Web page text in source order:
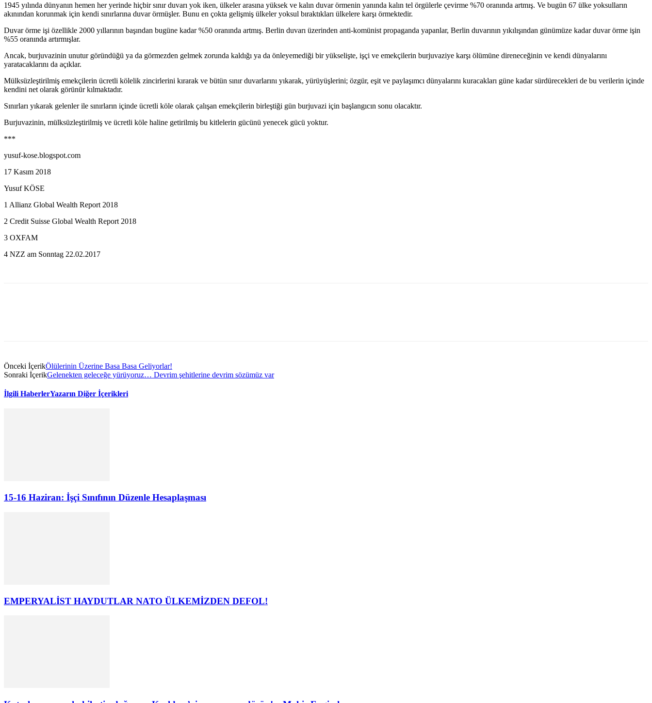
1945 yılında dünyanın hemen her yerinde hiçbir sınır duvarı yok iken, ülkeler arasına yüksek ve kalın duvar örmenin yanında kalın tel örgülerle çevirme %70 oranında artmış. Ve bugün 67 ülke yoksulların
akınından korunmak için kendi sınırlarına duvar örmüşler. Bunu en çokta gelişmiş ülkeler yoksul bıraktıkları ülkelere karşı örmektedir.
Duvar örme işi özellikle 2000 yıllarının başından bugüne kadar %50 oranında artmış. Berlin duvarı üzerinden anti-komünist propaganda yapanlar, Berlin duvarının yıkılışından günümüze kadar duvar örme işin
%55 oranında artırmışlar.
Ancak, burjuvazinin unutur göründüğü ya da görmezden gelmek zorunda kaldığı ya da önleyemediği bir yükselişte, işçi ve emekçilerin burjuvaziye karşı ölümüne direneceğinin ve kendi dünyalarını
yaratacaklarını da açıklar.
Mülksüzleştirilmiş emekçilerin ücretli kölelik zincirlerini kırarak ve bütün sınır duvarlarını yıkarak, yürüyüşlerini; özgür, eşit ve paylaşımcı dünyalarını kuracakları güne kadar sürdürecekleri de bu verilerin içinde
kendini net olarak görünür kılmaktadır.
Sınırları yıkarak gelenler ile sınırların içinde ücretli köle olarak çalışan emekçilerin birleştiği gün burjuvazi için başlangıcın sonu olacaktır.
Burjuvazinin, mülksüzleştirilmiş ve ücretli köle haline getirilmiş bu kitlelerin gücünü yenecek gücü yoktur.
***
yusuf-kose.blogspot.com
17 Kasım 2018
Yusuf KÖSE
1 Allianz Global Wealth Report 2018
2 Credit Suisse Global Wealth Report 2018
3 OXFAM
4 NZZ am Sonntag 22.02.2017
Önceki İçerikÖlülerinin Üzerine Basa Basa Geliyorlar!
Sonraki İçerikGelenekten geleceğe yürüyoruz… Devrim şehitlerine devrim sözümüz var
İlgili HaberlerYazarın Diğer İçerikleri
15-16 Haziran: İşçi Sınıfının Düzenle Hesaplaşması
EMPERYALİST HAYDUTLAR NATO ÜLKEMİZDEN DEFOL!